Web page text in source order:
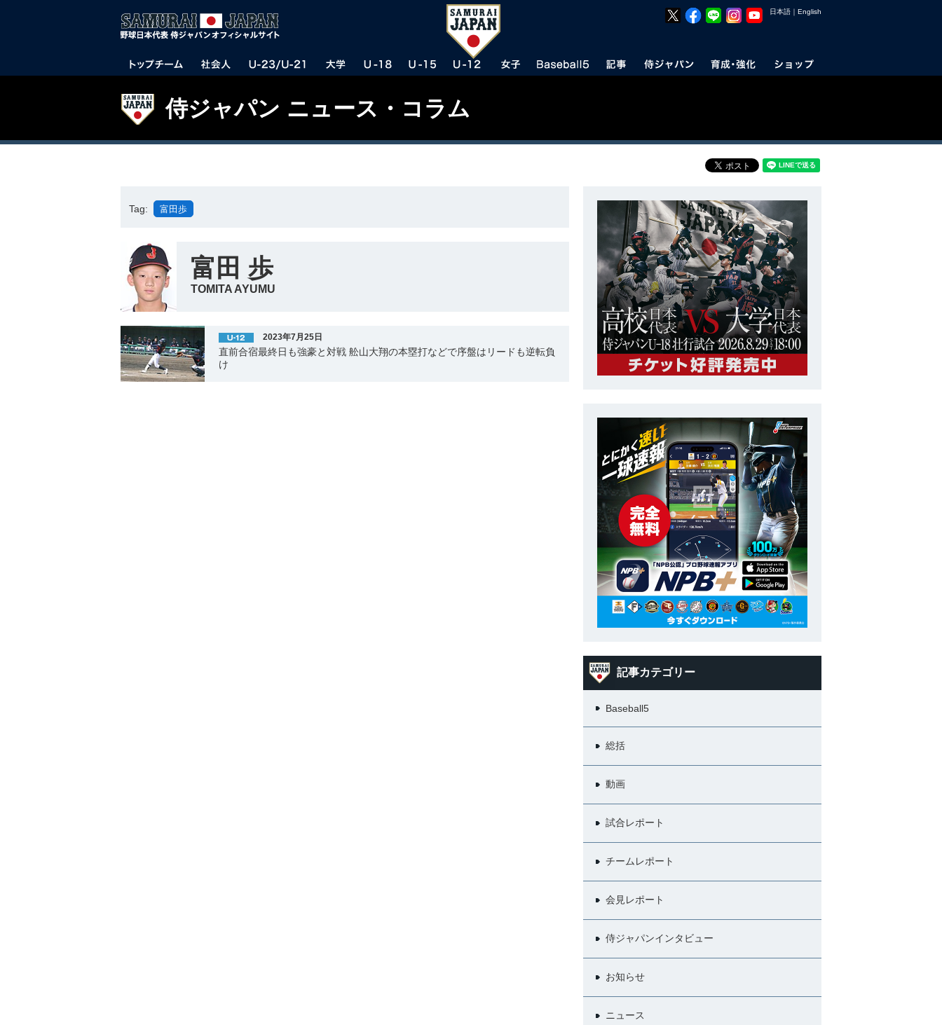
日本語 ｜ English
侍ジャパン ニュース・コラム
Tag: 富田歩
富田 歩
TOMITA AYUMU
2023年7月25日
直前合宿最終日も強豪と対戦 舩山大翔の本塁打などで序盤はリードも逆転負
け
記事カテゴリー
Baseball5
総括
動画
試合レポート
チームレポート
会見レポート
侍ジャパンインタビュー
お知らせ
ニュース